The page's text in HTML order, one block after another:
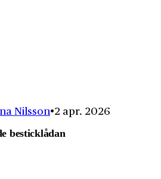
Nilsson 2 apr. 2026
besticklådan